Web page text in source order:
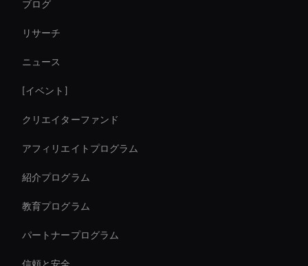
AI ビデオチャットボットソリューション
AI による動画の強化
Agentic Ai For Customer Support
eコマームの売り上げを即座に増やす
AI ビデオメーカーデモ
ブログ
リサーチ
ニュース
[イベント]
クリエイターファンド
アフィリエイトプログラム
紹介プログラム
教育プログラム
パートナープログラム